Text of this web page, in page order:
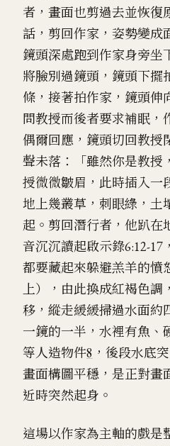
者，畫面也剪過去並恢復
話，剪回作家，姿勢變成
鏡頭深處跑到作家身旁坐
將臉別過鏡頭，鏡頭下擺
條，接著拍作家，鏡頭伸
問教授而後者要求補眠，
偶爾回應，鏡頭切回教授
聲未落：「雖然你是教授
授微微皺眉，此時插入一
地上幾叢草，刺眼綠，土
起。剪回潛行者，他趴在
音沉沉讀起啟示錄6:12-
都要藏起來躲避羔羊的憤
上），由此換成紅褐色
移，縱走緩緩掃過水面約
一鏡的一半，水裡有魚、
等人造物件8 ，後段水底
畫面構圖平穩，是正對畫
近時突然起身。
這場以作家為主軸的戲是